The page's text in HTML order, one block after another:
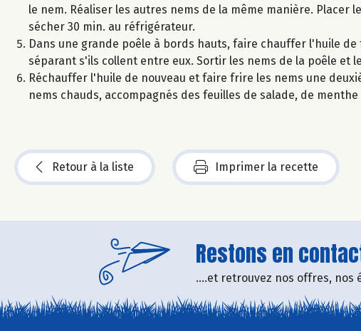
le nem. Réaliser les autres nems de la même manière.
sécher 30 min. au réfrigérateur.
Dans une grande poêle à bords hauts, faire chauffer l'huile
séparant s'ils collent entre eux. Sortir les nems de la poêle et
Réchauffer l'huile de nouveau et faire frire les nems une
nems chauds, accompagnés des feuilles de salade, de
Retour à la liste Imprimer la recette
Restons en
....et retrouvez nos offres, nos